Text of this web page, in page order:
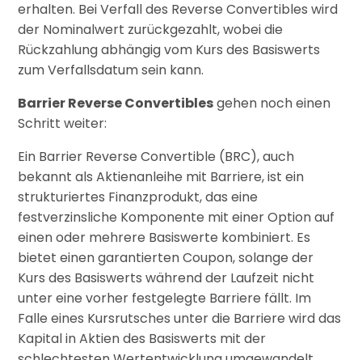
erhalten. Bei Verfall des Reverse Convertibles wird
der Nominalwert zurückgezahlt, wobei die
Rückzahlung abhängig vom Kurs des Basiswerts
zum Verfallsdatum sein kann.
Barrier Reverse Convertiblesgehen noch einen
Schritt weiter:
Ein Barrier Reverse Convertible (BRC), auch
bekannt als Aktienanleihe mit Barriere, ist ein
strukturiertes Finanzprodukt, das eine
festverzinsliche Komponente mit einer Option auf
einen oder mehrere Basiswerte kombiniert. Es
bietet einen garantierten Coupon, solange der
Kurs des Basiswerts während der Laufzeit nicht
unter eine vorher festgelegte Barriere fällt. Im
Falle eines Kursrutsches unter die Barriere wird das
Kapital in Aktien des Basiswerts mit der